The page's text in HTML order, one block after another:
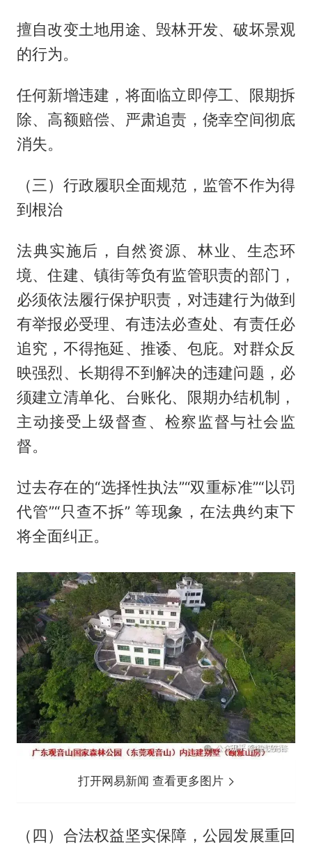
擅自改变土地用途、毁林开发、破坏景观
的行为。
任何新增违建，将面临立即停工、限期拆
除、高额赔偿、严肃追责，侥幸空间彻底
消失。
（三）行政履职全面规范，监管不作为得
到根治
法典实施后，自然资源、林业、生态环
境、住建、镇街等负有监管职责的部门，
必须依法履行保护职责，对违建行为做到
有举报必受理、有违法必查处、有责任必
追究，不得拖延、推诿、包庇。对群众反
映强烈、长期得不到解决的违建问题，必
须建立清单化、台账化、限期办结机制，
主动接受上级督查、检察监督与社会监
督。
过去存在的“选择性执法”“双重标准”“以罚
代管”“只查不拆” 等现象，在法典约束下
将全面纠正。
打开网易新闻 查看更多图片
（四）合法权益坚实保障，公园发展重回